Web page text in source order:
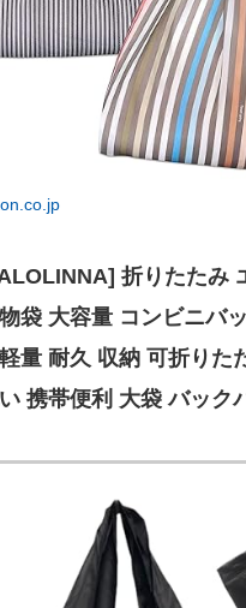
折りたたみ
袋 大容量 コンビニバ
量 耐久 収納 可折りた
携帯便利 大袋 バック